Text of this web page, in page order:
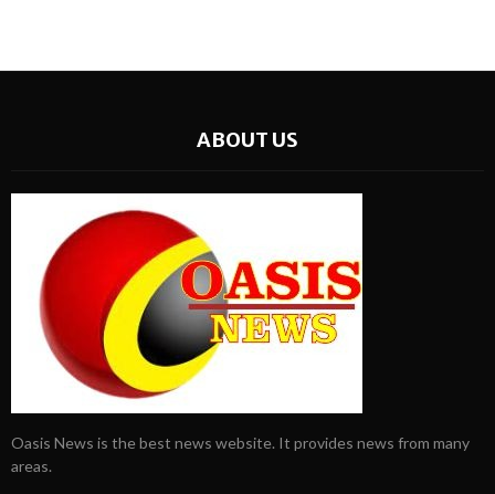
ABOUT US
Oasis News is the best news website. It provides news from many
areas.